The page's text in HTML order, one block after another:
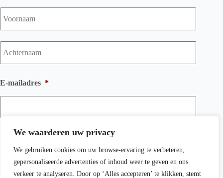
We waarderen uw privacy
We gebruiken cookies om uw browse-ervaring te verbeteren,
gepersonaliseerde advertenties of inhoud weer te geven en ons
verkeer te analyseren. Door op ‘Alles accepteren’ te klikken, stemt
E-mailadres *